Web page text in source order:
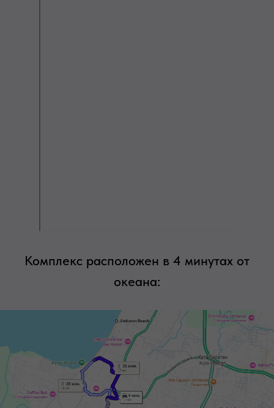
Комплекс расположен в 4 минутах от
океана: